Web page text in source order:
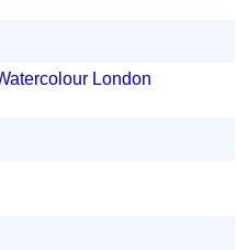
London